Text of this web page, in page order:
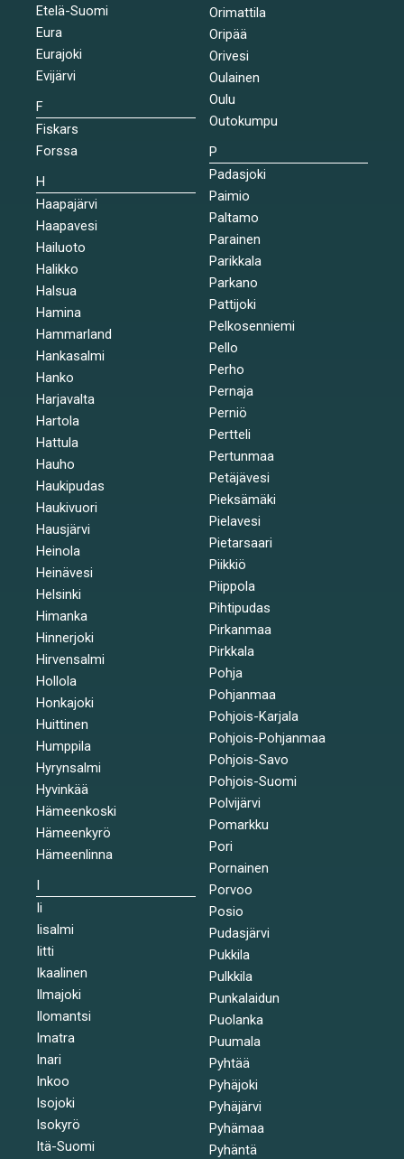
Etelä-Suomi
Eura
Eurajoki
Evijärvi
F
Fiskars
Forssa
H
Haapajärvi
Haapavesi
Hailuoto
Halikko
Halsua
Hamina
Hammarland
Hankasalmi
Hanko
Harjavalta
Hartola
Hattula
Hauho
Haukipudas
Haukivuori
Hausjärvi
Heinola
Heinävesi
Helsinki
Himanka
Hinnerjoki
Hirvensalmi
Hollola
Honkajoki
Huittinen
Humppila
Hyrynsalmi
Hyvinkää
Hämeenkoski
Hämeenkyrö
Hämeenlinna
I
Ii
Iisalmi
Iitti
Ikaalinen
Ilmajoki
Ilomantsi
Imatra
Inari
Inkoo
Isojoki
Isokyrö
Itä-Suomi
Orimattila
Oripää
Orivesi
Oulainen
Oulu
Outokumpu
P
Padasjoki
Paimio
Paltamo
Parainen
Parikkala
Parkano
Pattijoki
Pelkosenniemi
Pello
Perho
Pernaja
Perniö
Pertteli
Pertunmaa
Petäjävesi
Pieksämäki
Pielavesi
Pietarsaari
Piikkiö
Piippola
Pihtipudas
Pirkanmaa
Pirkkala
Pohja
Pohjanmaa
Pohjois-Karjala
Pohjois-Pohjanmaa
Pohjois-Savo
Pohjois-Suomi
Polvijärvi
Pomarkku
Pori
Pornainen
Porvoo
Posio
Pudasjärvi
Pukkila
Pulkkila
Punkalaidun
Puolanka
Puumala
Pyhtää
Pyhäjoki
Pyhäjärvi
Pyhämaa
Pyhäntä